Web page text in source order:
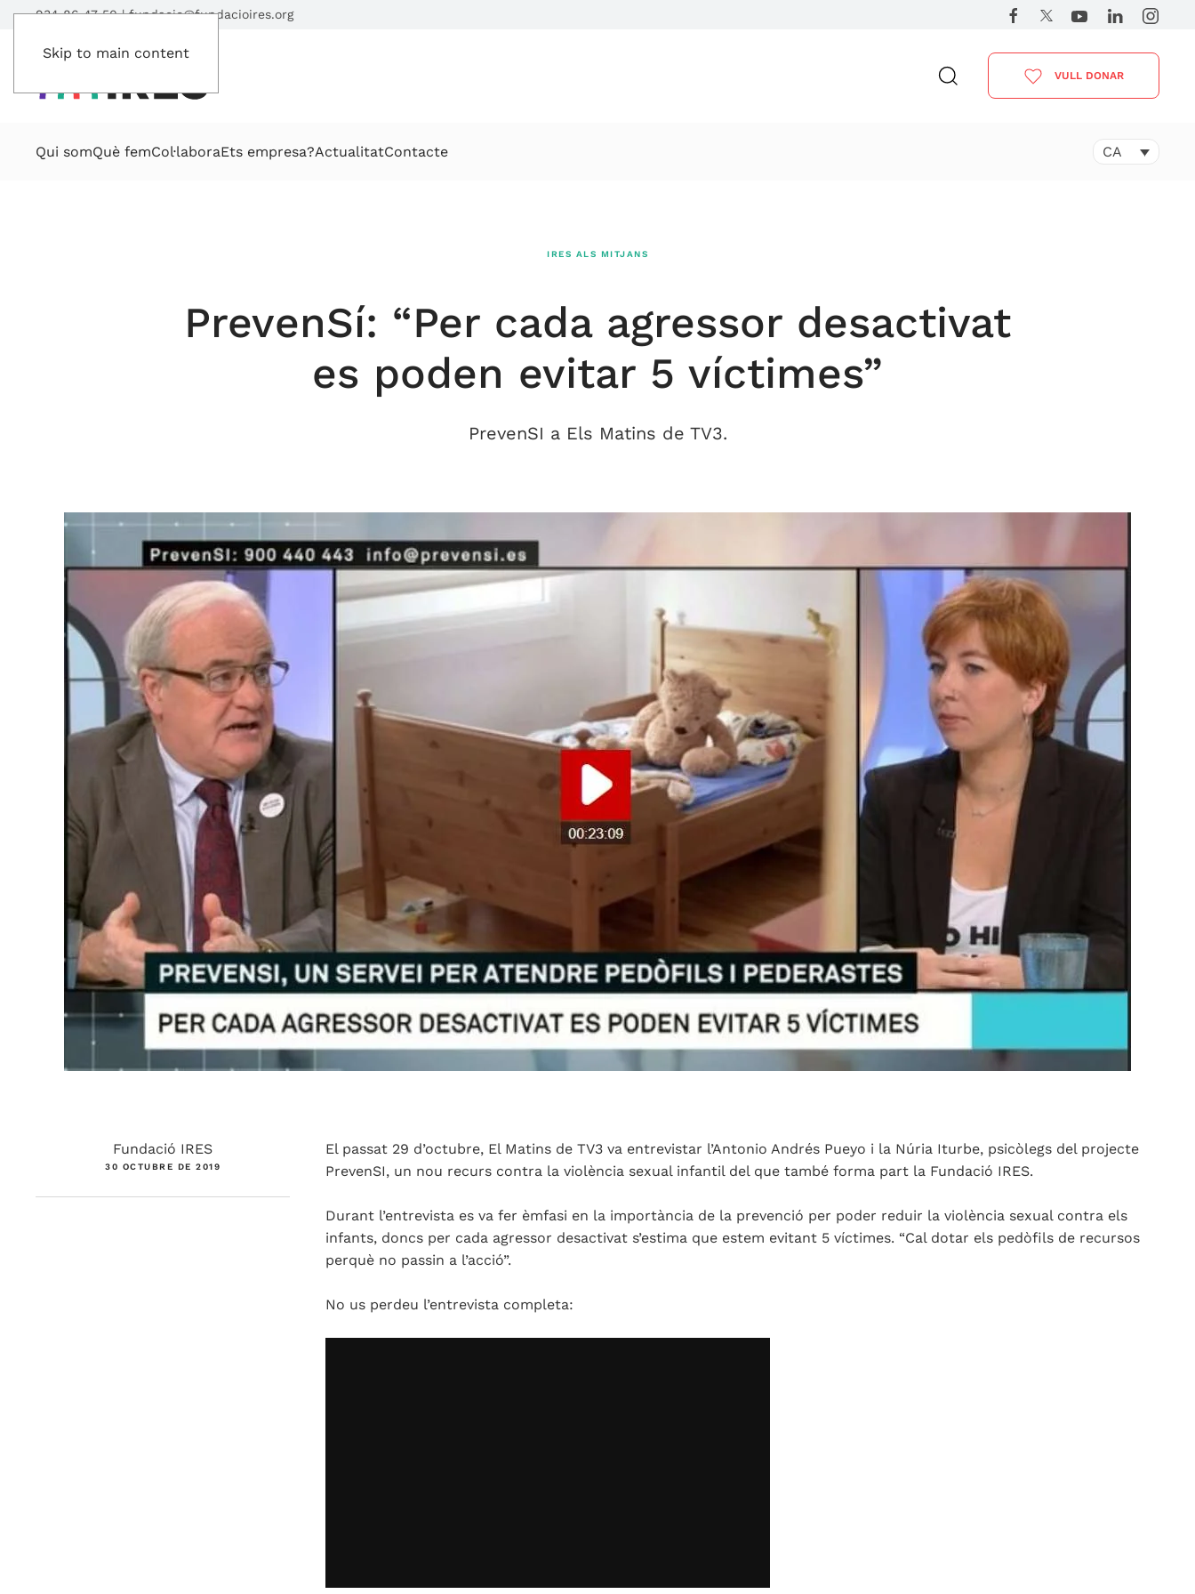
Skip to main content
934 86 47 50|fundacio@fundacioires.org
VULL DONAR
Qui somQuè femCol·laboraEts empresa?ActualitatContacte CA
IRES ALS MITJANS
PrevenSí: “Per cada agressor desactivat
es poden evitar 5 víctimes”
PrevenSI a Els Matins de TV3.
Fundació IRES
30 OCTUBRE DE 2019
El passat 29 d’octubre, El Matins de TV3 va entrevistar l’Antonio Andrés Pueyo i la Núria Iturbe, psicòlegs del projecte
PrevenSI, un nou recurs contra la violència sexual infantil del que també forma part la Fundació IRES.
Durant l’entrevista es va fer èmfasi en la importància de la prevenció per poder reduir la violència sexual contra els
infants, doncs per cada agressor desactivat s’estima que estem evitant 5 víctimes. “Cal dotar els pedòfils de recursos
perquè no passin a l’acció”.
No us perdeu l’entrevista completa: